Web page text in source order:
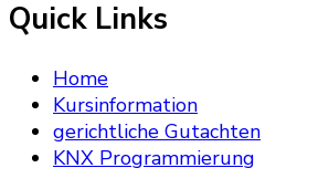
Quick Links
Home
Kursinformation
gerichtliche Gutachten
KNX Programmierung